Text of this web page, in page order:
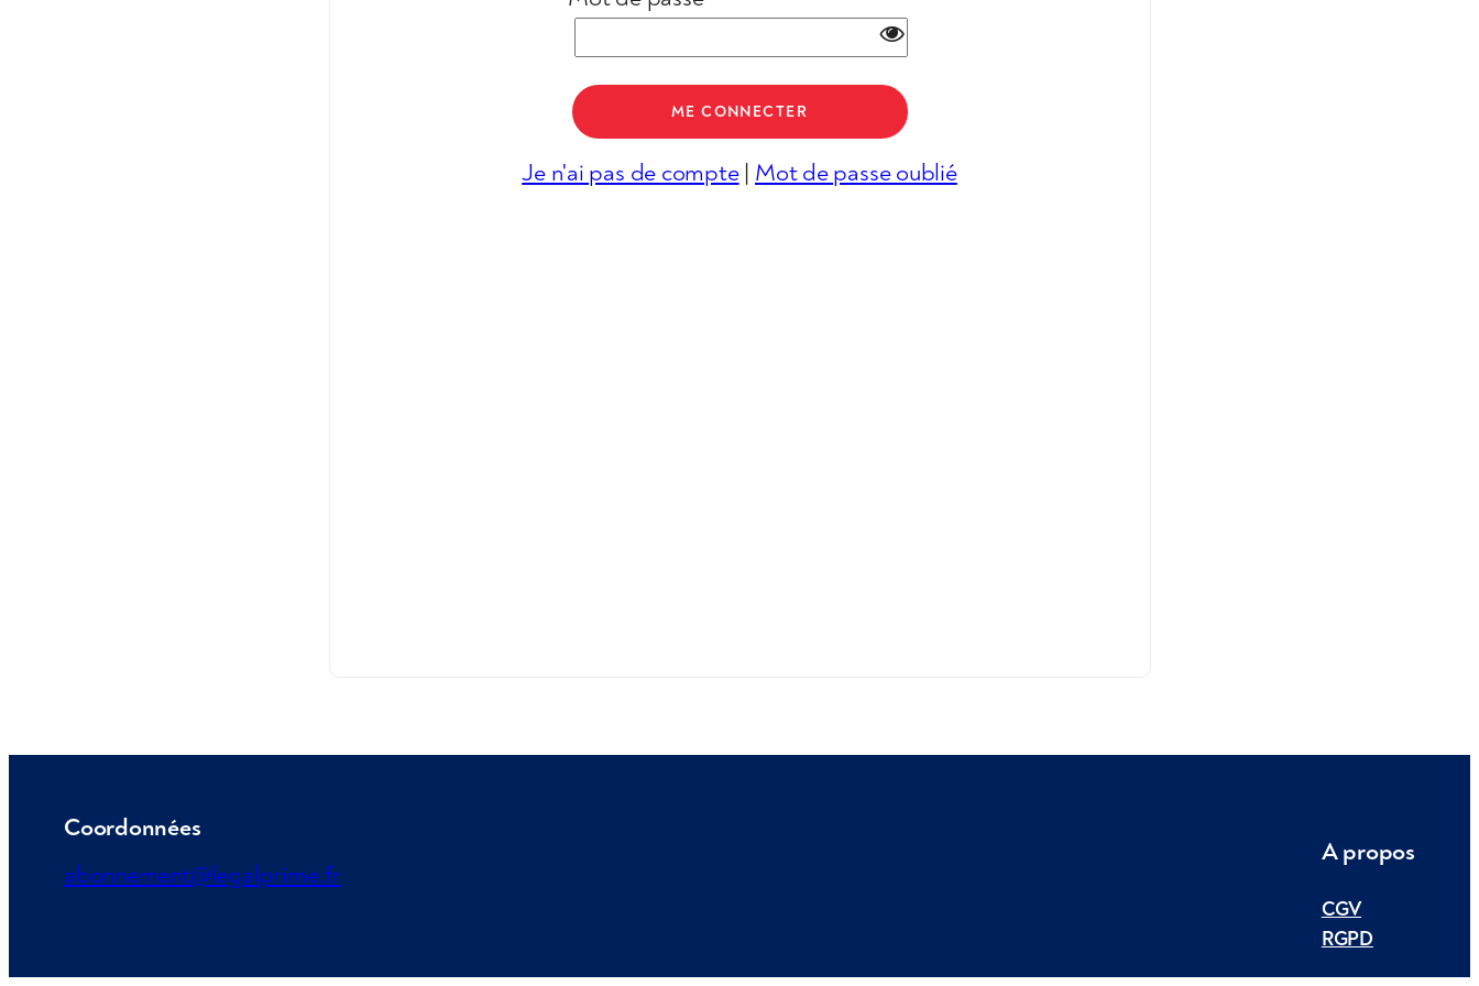
Je n'ai pas de compte| Mot de passe oublié
Coordonnées
abonnement@legalprime.fr
A propos
CGV
RGPD